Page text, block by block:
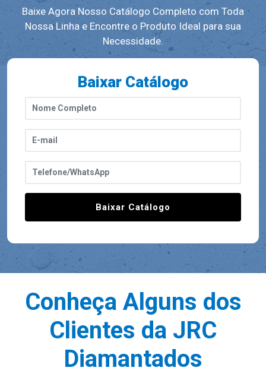
Baixe Agora Nosso Catálogo Completo com Toda
Nossa Linha e Encontre o Produto Ideal para sua
Necessidade.
Baixar Catálogo
Baixar Catálogo
Conheça Alguns dos
Clientes da JRC
Diamantados